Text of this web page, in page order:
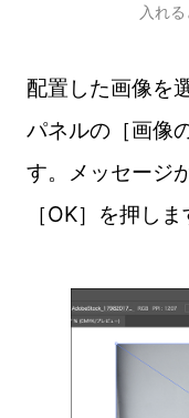
入れ
配置した画像を
パネルの［画像
す。メッセージ
［OK］を押しま